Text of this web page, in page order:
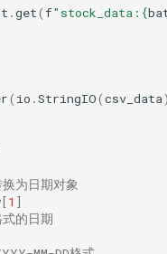
.get(f"stock_data: {
( io .StringIO(csv_data
为日期对象
[1 ]
的日期